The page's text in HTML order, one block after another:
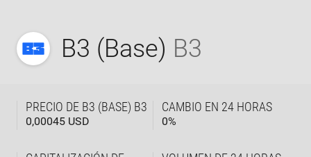
B3 (Base) B3
PRECIO DE B3 (BASE) B3
0,00045 USD
CAMBIO EN 24 HORAS
0%